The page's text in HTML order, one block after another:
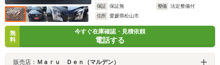
保証
保証無 整備
法定整備付
住所
愛媛県松山市
無
料
今すぐ在庫確認・見積依頼
電話する
販売店： Ｍａｒｕ Ｄｅｎ（マルデン）